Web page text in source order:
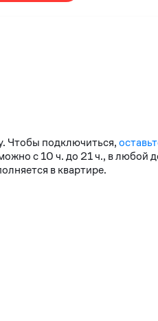
Чтобы подключиться,
с 10 ч. до 21 ч., в любой
в квартире.